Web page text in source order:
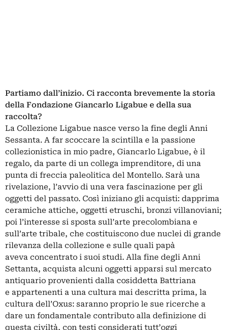
Partiamo dall’inizio. Ci racconta brevemente la storia
della Fondazione Giancarlo Ligabue e della sua
raccolta?
La Collezione Ligabue nasce verso la fine degli Anni
Sessanta. A far scoccare la scintilla e la passione
collezionistica in mio padre, Giancarlo Ligabue, è il
regalo, da parte di un collega imprenditore, di una
punta di freccia paleolitica del Montello. Sarà una
rivelazione, l’avvio di una vera fascinazione per gli
oggetti del passato. Così iniziano gli acquisti: dapprima
ceramiche attiche, oggetti etruschi, bronzi villanoviani;
poi l’interesse si sposta sull’arte precolombiana e
sull’arte tribale, che costituiscono due nuclei di grande
rilevanza della collezione e sulle quali papà
aveva concentrato i suoi studi. Alla fine degli Anni
Settanta, acquista alcuni oggetti apparsi sul mercato
antiquario provenienti dalla cosiddetta Battriana
e appartenenti a una cultura mai descritta prima, la
cultura dell’Oxus: saranno proprio le sue ricerche a
dare un fondamentale contributo alla definizione di
questa civiltà, con testi considerati tutt’oggi